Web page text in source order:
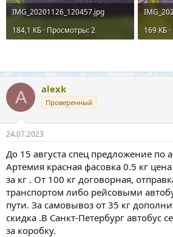
IMG_20201126_120457.jpg
184,1 КБ · Просмотры: 2
169 КБ
A alexk
Проверенный
24.07.2023
До 15 августа спец предложение по
Артемия красная фасовка 0.5 кг
за кг . От 100 кг договорная,
транспортом либо рейсовыми
пути. За самовывоз от 35 кг
скидка .В Санкт-Петербург автобус
за коробку.